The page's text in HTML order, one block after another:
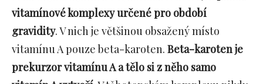
vitamínové komplexy určené pro období
gravidity. V nich je většinou obsažený místo
vitamínu A pouze beta-karoten. Beta-karoten je
prekurzor vitamínu A a tělo si z něho samo